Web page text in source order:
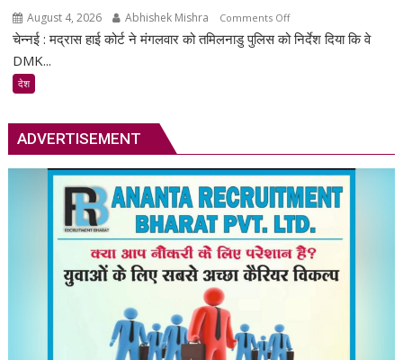
August 4, 2026 Abhishek Mishra Comments Offon
मद्रास
को
रिहा
करने
का
आदेश
दिया;
कोई
नहीं
चेन्नई : मद्रास हाई कोर्ट ने मंगलवार को तमिलनाडु पुलिस को निर्देश दिया कि वे
DMK...
देश
ADVERTISEMENT